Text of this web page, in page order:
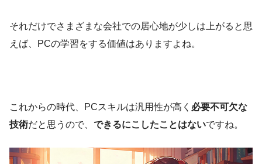
それだけでさまざまな会社での居心地が少しは上がると思
えば、PCの学習をする価値はありますよね。
これからの時代、PCスキルは汎用性が高く 必要不可欠な
技術だと思うので、 できるにこしたことはないですね。